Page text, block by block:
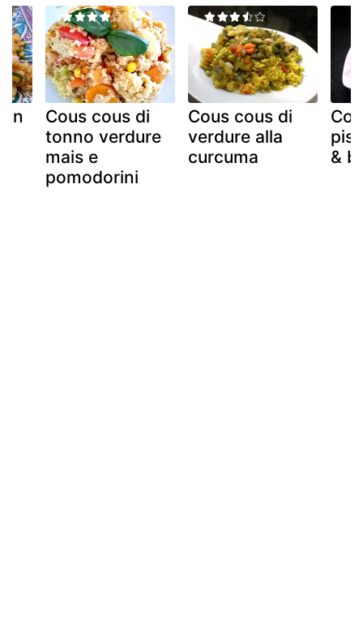
Cous cous di
tonno verdure
mais e
pomodorini
Cous cous di
verdure alla
curcuma
&